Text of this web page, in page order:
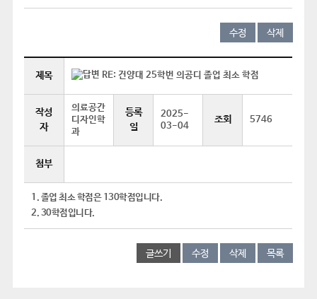
수정 삭제
제목 RE: 건양대 25학번 의공디 졸업 최소 학점
작성
자
의료공간
디자인학
과
등록
일
2025-
03-04
조회 5746
첨부
1. 졸업 최소 학점은 130학점입니다.
2. 30학점입니다.
글쓰기 수정 삭제 목록